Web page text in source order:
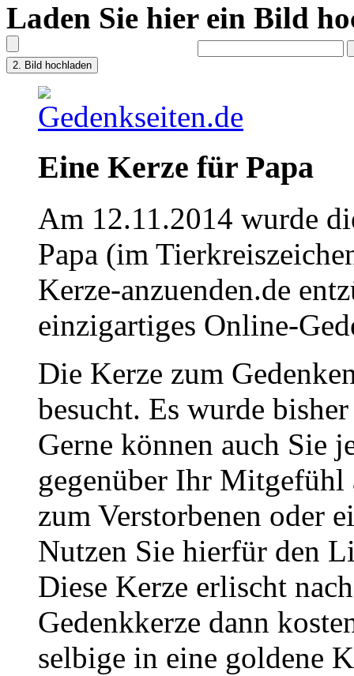
Laden Sie hier ein Bild
Eine Kerze für Papa
Am 12.11.2014 wurde
Papa (im
Kerze-anzuenden.de
einzigartiges Online-
Die Kerze zum
besucht. Es wurde
Gerne können auch Sie
gegenüber Ihr Mitgefühl
zum Verstorbenen oder
Nutzen Sie hierfür den
Diese Kerze erlischt
Gedenkkerze dann
selbige in eine goldene